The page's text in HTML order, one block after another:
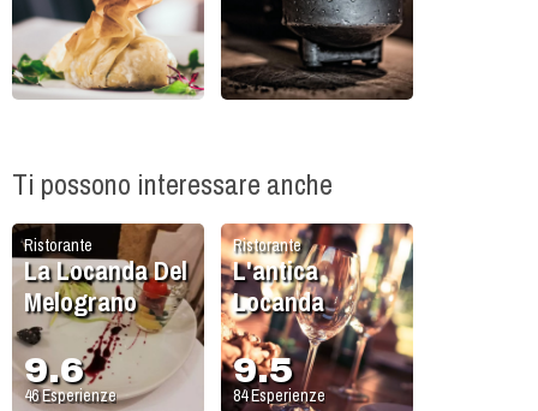
Ti possono interessare anche
Ristorante
La Locanda Del
Melograno
9.6
46Esperienze
Ristorante
L'antica
Locanda
9.5
84Esperienze